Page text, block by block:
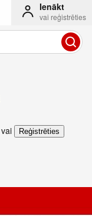
Ienākt
vai reģistrēties
vai Reģistrēties